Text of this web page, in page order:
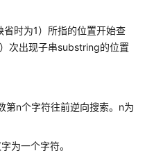
时为1）所指的位置开始查
次出现子串substring的位置
第n个字符往前逆向搜索。n为
为一个字符。